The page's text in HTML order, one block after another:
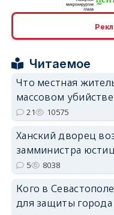
Читаемое
Что местная
массовом
21 10575
Ханский дворец
замминистра
5 8038
Кого в
для защиты